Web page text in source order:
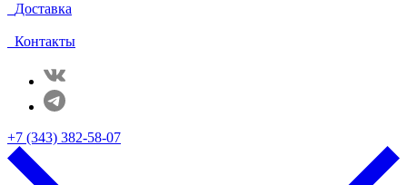
Доставка
Контакты
+7 (343) 382-58-07